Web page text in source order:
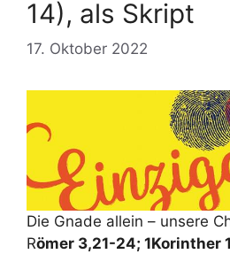
14), als Skript
17. Oktober 2022
Die Gnade allein – unsere
Römer 3,21-24; 1Korinther